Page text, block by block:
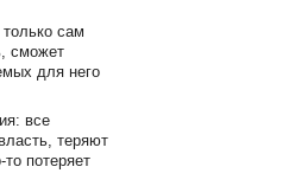
сам
сможет
для него
все
теряют
то потеряет